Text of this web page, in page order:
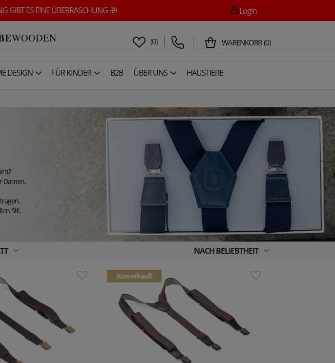
GIBT ES EINE ÜBERRASCHUNG 🎁 Login
WOODEN (0) WARENKORB(0)
DESIGN FÜR KINDER B2B ÜBER UNS HAUSTIERE
Damen.
Stil.
NACH BELIEBTHEIT
Ausverkauft